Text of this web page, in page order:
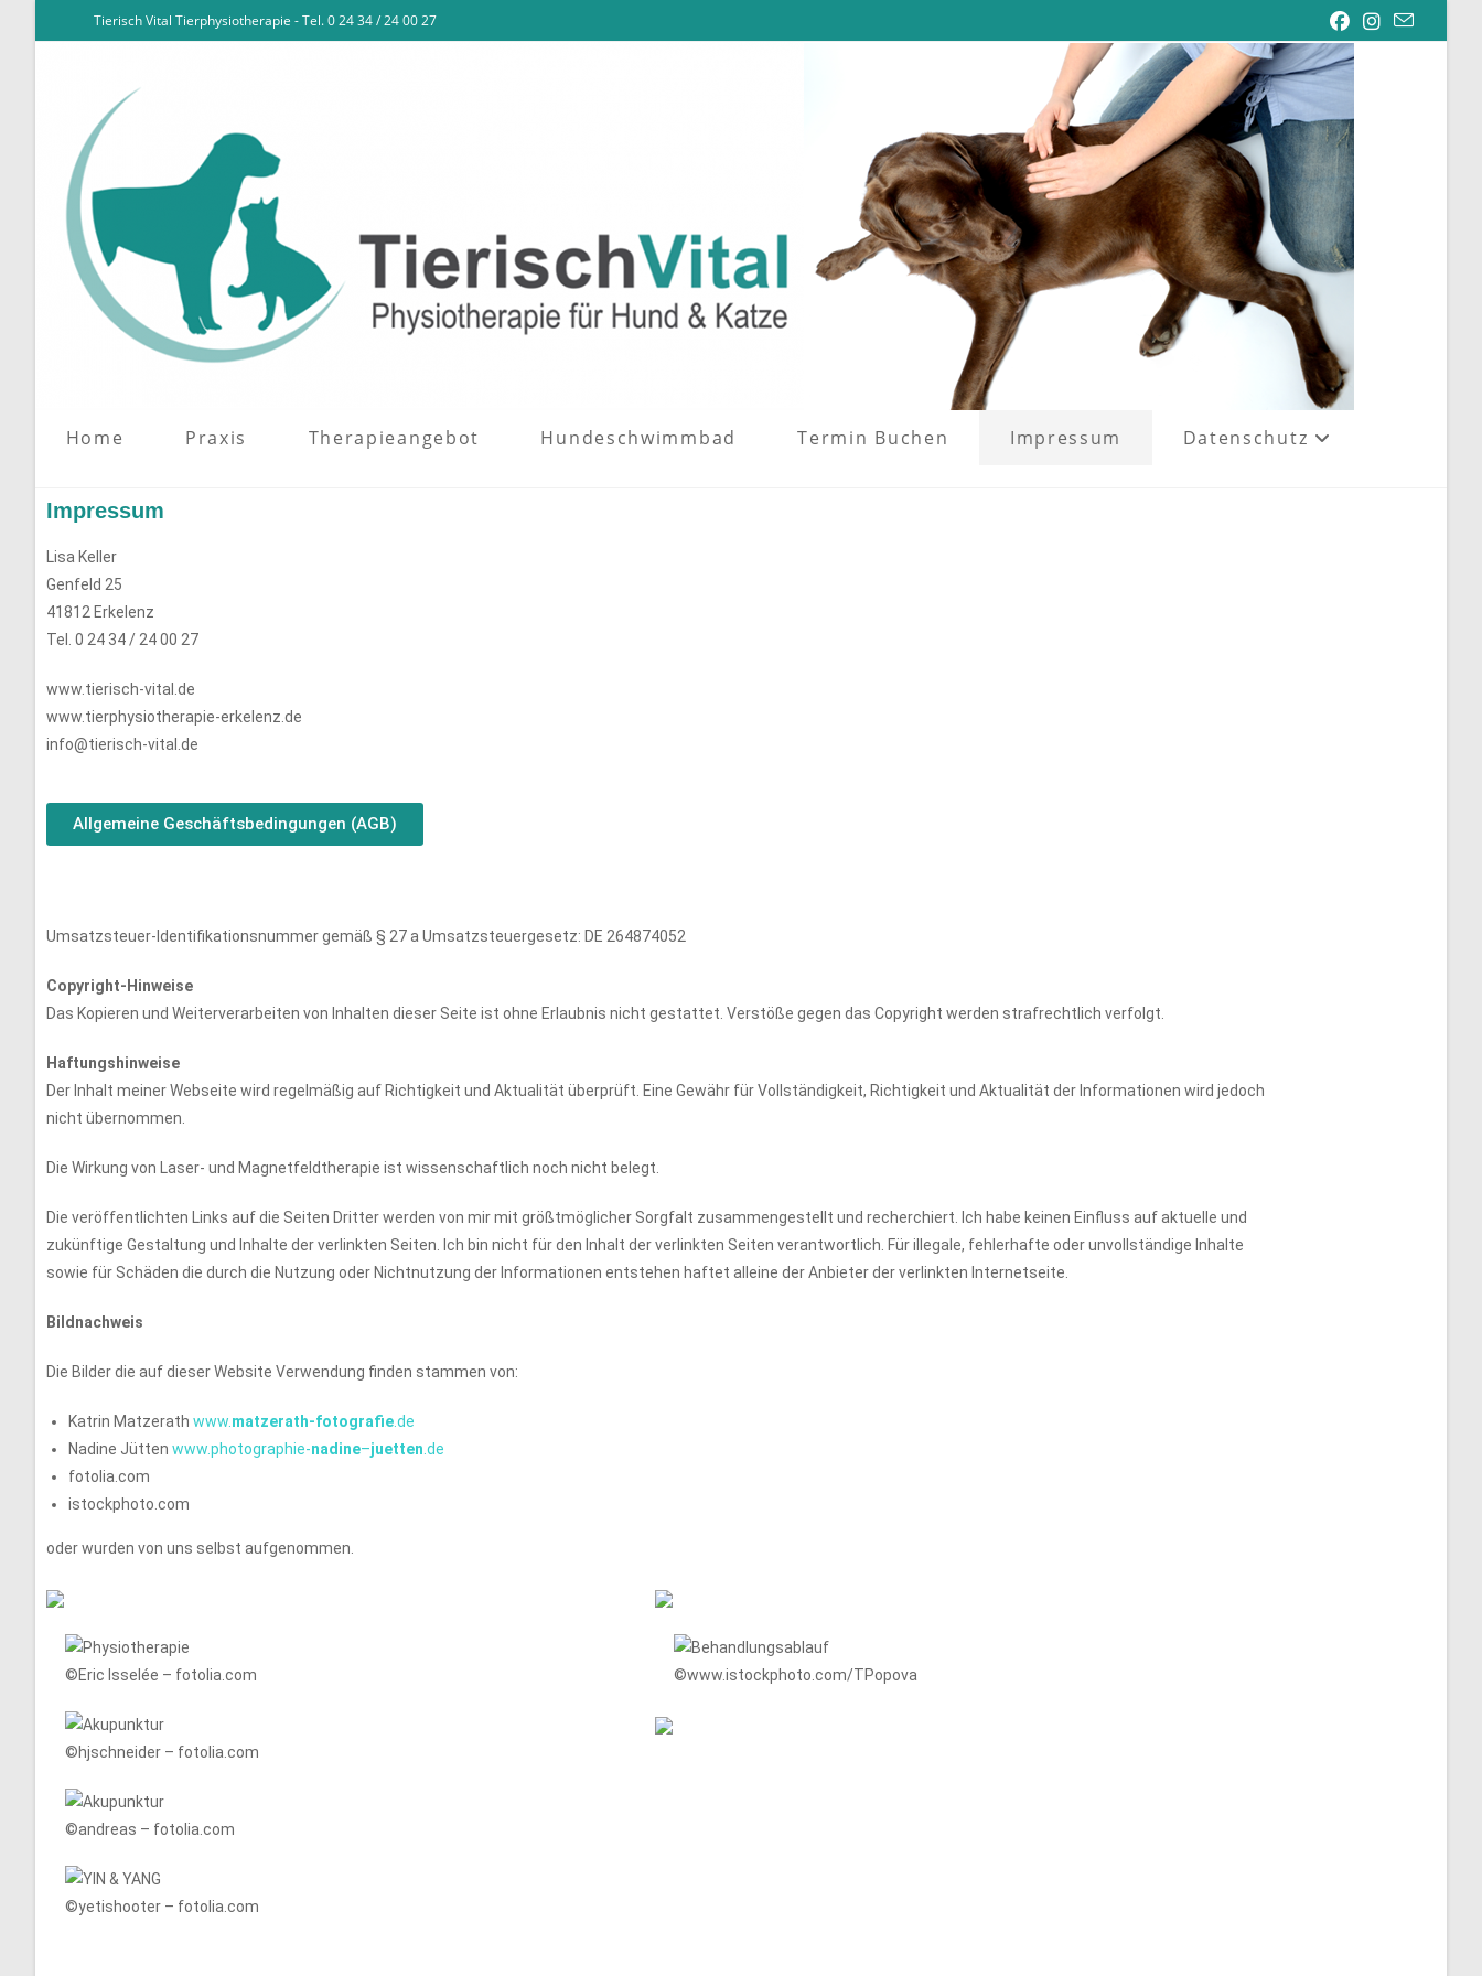
Tierisch Vital Tierphysiotherapie - Tel. 0 24 34 / 24 00 27
Home Praxis Therapieangebot Hundeschwimmbad Termin Buchen Impressum Datenschutz
Impressum
Lisa Keller
Genfeld 25
41812 Erkelenz
Tel. 0 24 34 / 24 00 27
www.tierisch-vital.de
www.tierphysiotherapie-erkelenz.de
info@tierisch-vital.de
Allgemeine Geschäftsbedingungen (AGB)
Umsatzsteuer-Identifikationsnummer gemäß § 27 a Umsatzsteuergesetz: DE 264874052
Copyright-Hinweise
Das Kopieren und Weiterverarbeiten von Inhalten dieser Seite ist ohne Erlaubnis nicht gestattet. Verstöße gegen das Copyright werden strafrechtlich verfolgt.
Haftungshinweise
Der Inhalt meiner Webseite wird regelmäßig auf Richtigkeit und Aktualität überprüft. Eine Gewähr für Vollständigkeit, Richtigkeit und Aktualität der Informationen wird jedoch
nicht übernommen.
Die Wirkung von Laser- und Magnetfeldtherapie ist wissenschaftlich noch nicht belegt.
Die veröffentlichten Links auf die Seiten Dritter werden von mir mit größtmöglicher Sorgfalt zusammengestellt und recherchiert. Ich habe keinen Einfluss auf aktuelle und
zukünftige Gestaltung und Inhalte der verlinkten Seiten. Ich bin nicht für den Inhalt der verlinkten Seiten verantwortlich. Für illegale, fehlerhafte oder unvollständige Inhalte
sowie für Schäden die durch die Nutzung oder Nichtnutzung der Informationen entstehen haftet alleine der Anbieter der verlinkten Internetseite.
Bildnachweis
Die Bilder die auf dieser Website Verwendung finden stammen von:
Katrin Matzerath www. matzerath-fotografie.de
Nadine Jütten www.photographie-nadine–juetten .de
fotolia.com
istockphoto.com
oder wurden von uns selbst aufgenommen.
©Eric Isselée – fotolia.com
©hjschneider – fotolia.com
©andreas – fotolia.com
©yetishooter – fotolia.com
©www.istockphoto.com/TPopova